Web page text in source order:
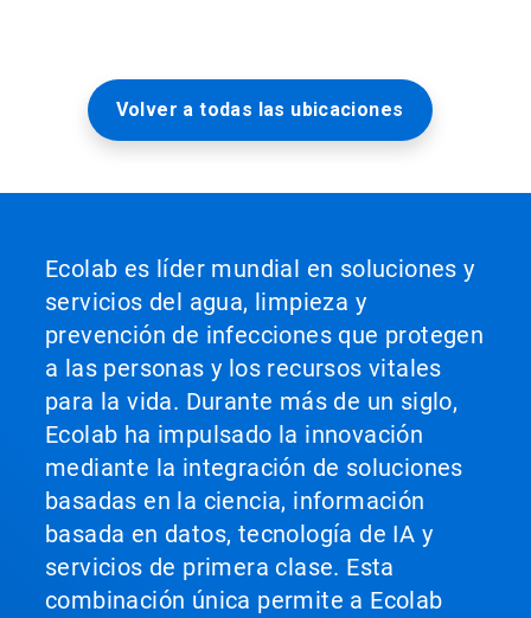
Volver a todas las ubicaciones
Ecolab es líder mundial en soluciones y
servicios del agua, limpieza y
prevención de infecciones que protegen
a las personas y los recursos vitales
para la vida. Durante más de un siglo,
Ecolab ha impulsado la innovación
mediante la integración de soluciones
basadas en la ciencia, información
basada en datos, tecnología de IA y
servicios de primera clase. Esta
combinación única permite a Ecolab